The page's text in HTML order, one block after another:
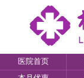
医院首页